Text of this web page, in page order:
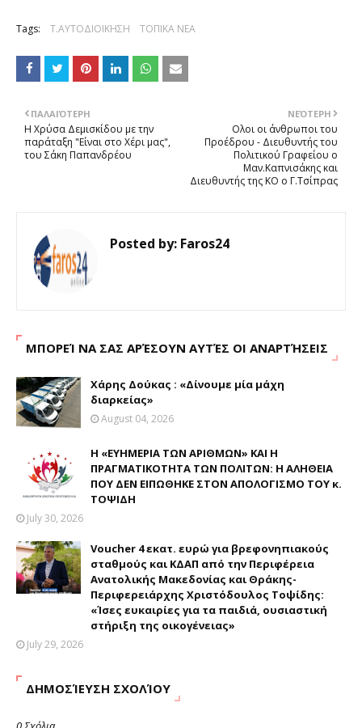
λ
α
Tags: Τ.ΑΥΤΟΔΙΟΙΚΗΣΗ ΤΟΠΙΚΑ ΝΕΑ
ΝΕΌΤΕΡΗ
Ολοι οι άνθρωποι του
Προέδρου - Διευθυντής του
Πολιτικού Γραφείου ο
Μαν.Καπνισάκης και
Διευθυντής της ΚΟ ο Γ.Τσίπρας
ΠΑΛΑΙΌΤΕΡΗ
Η Χρύσα Δεμισκίδου με την
παράταξη "Είναι στο Χέρι μας",
του Σάκη Παπανδρέου
Posted by: Faros24
ΜΠΟΡΕΊ ΝΑ ΣΑΣ ΑΡΈΣΟΥΝ ΑΥΤΈΣ ΟΙ ΑΝΑΡΤΉΣΕΙΣ
Χάρης Δούκας : «Δίνουμε μία μάχη
διαρκείας»
August 04, 2026
Η «ΕΥΗΜΕΡΙΑ ΤΩΝ ΑΡΙΘΜΩΝ» ΚΑΙ Η
ΠΡΑΓΜΑΤΙΚΟΤΗΤΑ ΤΩΝ ΠΟΛΙΤΩΝ: Η ΑΛΗΘΕΙΑ
ΠΟΥ ΔΕΝ ΕΙΠΩΘΗΚΕ ΣΤΟΝ ΑΠΟΛΟΓΙΣΜΟ ΤΟΥ κ.
ΤΟΨΙΔΗ
July 30, 2026
Voucher 4 εκατ. ευρώ για βρεφονηπιακούς
σταθμούς και ΚΔΑΠ από την Περιφέρεια
Ανατολικής Μακεδονίας και Θράκης-
Περιφερειάρχης Χριστόδουλος Τοψίδης:
«Ίσες ευκαιρίες για τα παιδιά, ουσιαστική
στήριξη της οικογένειας»
July 29, 2026
ΔΗΜΟΣΊΕΥΣΗ ΣΧΟΛΊΟΥ